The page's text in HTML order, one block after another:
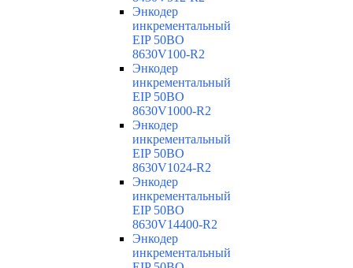
Энкодер
инкрементальный
EIP 50BO
8630V100-R2
Энкодер
инкрементальный
EIP 50BO
8630V1000-R2
Энкодер
инкрементальный
EIP 50BO
8630V1024-R2
Энкодер
инкрементальный
EIP 50BO
8630V14400-R2
Энкодер
инкрементальный